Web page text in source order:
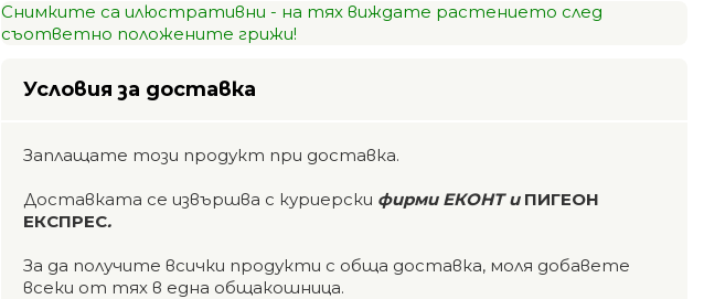
Снимките са илюстративни - на тях виждате растението след
съответно положените грижи!
Условия за доставка
Заплащате този продукт при доставка.
Доставката се извършва с куриерски фирми ЕКОНТ и ПИГЕОН
ЕКСПРЕС.
За да получите всички продукти с обща доставка, моля добавете
всеки от тях в една общакошница.